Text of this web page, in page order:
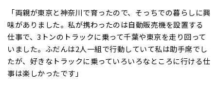
「両親が東京と神奈川で育ったので、そっちでの暮らしに興
味がありました。私が携わったのは自動販売機を設置する
仕事で、3トンのトラックに乗って千葉や東京を走り回って
いました。ふだんは2人一組で行動していて私は助手席でし
たが、好きなトラックに乗っていろいろなところに行ける仕
事は楽しかったです」